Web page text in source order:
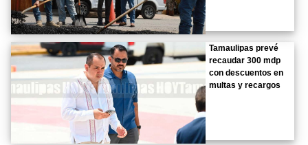
Tamaulipas prevé
recaudar 300 mdp
con descuentos en
multas y recargos